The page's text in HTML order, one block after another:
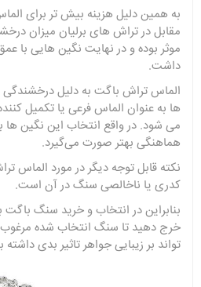
به همین دلیل هزینه بیش‌ تر برای
مقابل در تراش های برلیان میزان
موثر بوده و در نهایت نگین هایی با
داشت.
الماس تراش باگت به دلیل
ها به عنوان الماس فرعی یا تکمیل
می شود. در واقع انتخاب این نگین
هماهنگی بهتر صورت می‌گیرد.
نکته قابل توجه دیگر در مورد الماس
کدری یا ناخالصی سنگ در آن است.
بنابراین در انتخاب و خرید سنگ
خرج دهید تا سنگ انتخاب شده
تواند بر زیبایی جواهر تاثیر بدی داشته